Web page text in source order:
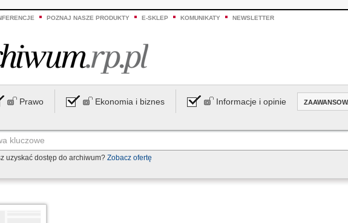
POZNAJ NASZE PRODUKTY E-SKLEP KOMUNIKATY NEWSLETTER
Prawo Ekonomia i biznes Informacje i opinie
uzyskać dostęp do archiwum? Zobacz ofertę